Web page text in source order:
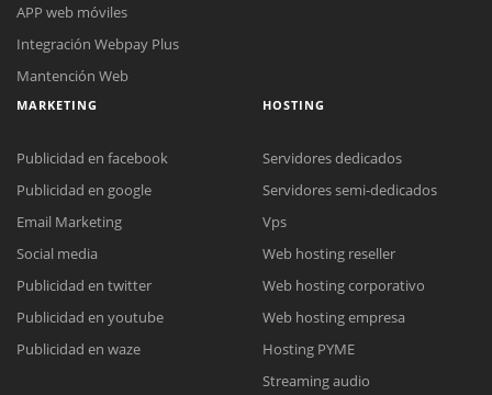
Reunión online
Meet para la reunión online.
Cotización
Chat Online
Todos nuestros ejecutivos están fuera de línea. Complete el formulario
APP web móviles
Integración Webpay Plus
Mantención Web
MARKETING
Publicidad en facebook
Publicidad en google
Email Marketing
Social media
Publicidad en twitter
Publicidad en youtube
Publicidad en waze
HOSTING
Servidores dedicados
Servidores semi-dedicados
Vps
Web hosting reseller
Web hosting corporativo
Web hosting empresa
Hosting PYME
Streaming audio